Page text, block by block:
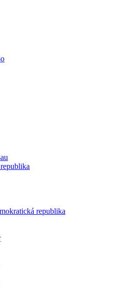
republika